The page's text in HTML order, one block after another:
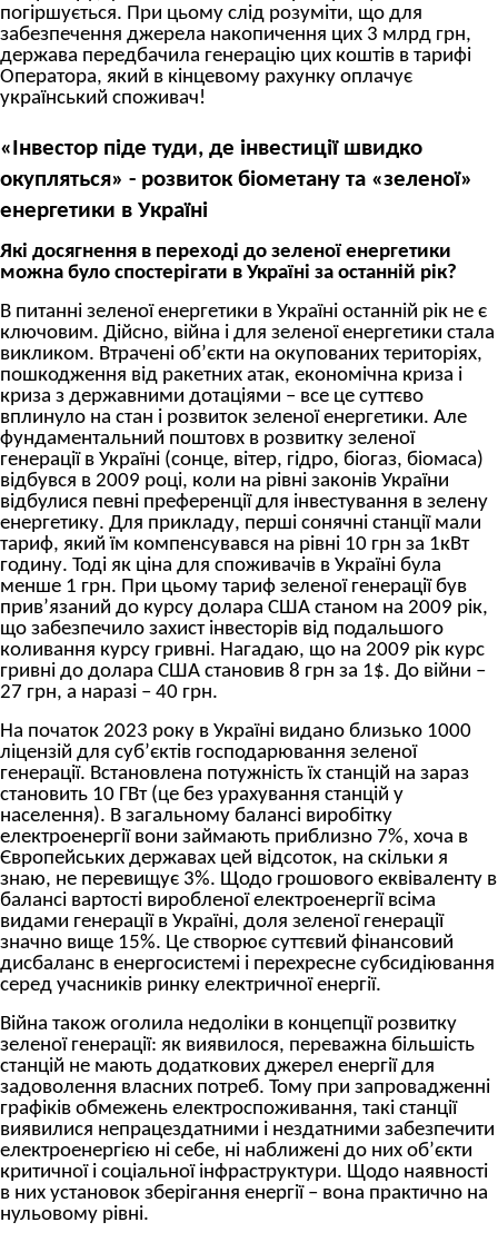
погіршується. При цьому слід розуміти, що для
забезпечення джерела накопичення цих 3 млрд грн,
держава передбачила генерацію цих коштів в тарифі
Оператора, який в кінцевому рахунку оплачує
український споживач!
«Інвестор піде туди, де інвестиції швидко
окупляться» - розвиток біометану та «зеленої»
енергетики в Україні
Які досягнення в переході до зеленої енергетики
можна було спостерігати в Україні за останній рік?
В питанні зеленої енергетики в Україні останній рік не є
ключовим. Дійсно, війна і для зеленої енергетики стала
викликом. Втрачені об’єкти на окупованих територіях,
пошкодження від ракетних атак, економічна криза і
криза з державними дотаціями – все це суттєво
вплинуло на стан і розвиток зеленої енергетики. Але
фундаментальний поштовх в розвитку зеленої
генерації в Україні (сонце, вітер, гідро, біогаз, біомаса)
відбувся в 2009 році, коли на рівні законів України
відбулися певні преференції для інвестування в зелену
енергетику. Для прикладу, перші сонячні станції мали
тариф, який їм компенсувався на рівні 10 грн за 1кВт
годину. Тоді як ціна для споживачів в Україні була
менше 1 грн. При цьому тариф зеленої генерації був
прив’язаний до курсу долара США станом на 2009 рік,
що забезпечило захист інвесторів від подальшого
коливання курсу гривні. Нагадаю, що на 2009 рік курс
гривні до долара США становив 8 грн за 1$. До війни –
27 грн, а наразі – 40 грн.
На початок 2023 року в Україні видано близько 1000
ліцензій для суб’єктів господарювання зеленої
генерації. Встановлена потужність їх станцій на зараз
становить 10 ГВт (це без урахування станцій у
населення). В загальному балансі виробітку
електроенергії вони займають приблизно 7%, хоча в
Європейських державах цей відсоток, на скільки я
знаю, не перевищує 3%. Щодо грошового еквіваленту в
балансі вартості виробленої електроенергії всіма
видами генерації в Україні, доля зеленої генерації
значно вище 15%. Це створює суттєвий фінансовий
дисбаланс в енергосистемі і перехресне субсидіювання
серед учасників ринку електричної енергії.
Війна також оголила недоліки в концепції розвитку
зеленої генерації: як виявилося, переважна більшість
станцій не мають додаткових джерел енергії для
задоволення власних потреб. Тому при запровадженні
графіків обмежень електроспоживання, такі станції
виявилися непрацездатними і нездатними забезпечити
електроенергією ні себе, ні наближені до них об’єкти
критичної і соціальної інфраструктури. Щодо наявності
в них установок зберігання енергії – вона практично на
нульовому рівні.